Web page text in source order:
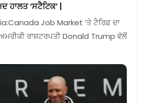
ਹਾਲਤ ‘ਸਟੈਟਿਕ’ |
Job Market ‘ਤੇ ਟੈਰਿਫ਼ ਦਾ
ਰਾਸ਼ਟਰਪਤੀ Donald Trump ਵੱਲੋਂ